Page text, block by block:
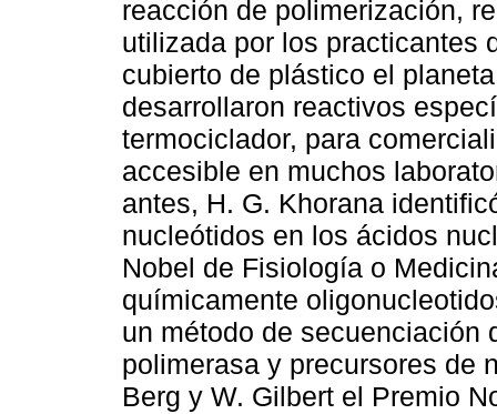
reacción de polimerización,
utilizada por los practicantes
cubierto de plástico el
desarrollaron reactivos
termociclador, para
accesible en muchos
antes, H. G. Khorana
nucleótidos en los ácidos
Nobel de Fisiología o
químicamente
un método de secuenciación
polimerasa y precursores de
Berg y W. Gilbert el Premio